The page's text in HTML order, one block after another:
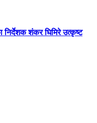
निर्देशक शंकर घिमिरे उत्कृष्ट